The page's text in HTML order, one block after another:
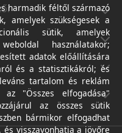
harmadik féltől származó
amelyek szükségesek a
sütik, amelyek
használatakor;
adatok előállítására
és a statisztikákról; és
tartalom és reklám
az "Összes elfogadása"
az összes sütik
bármikor elfogadhat
visszavonhatja a jövőre